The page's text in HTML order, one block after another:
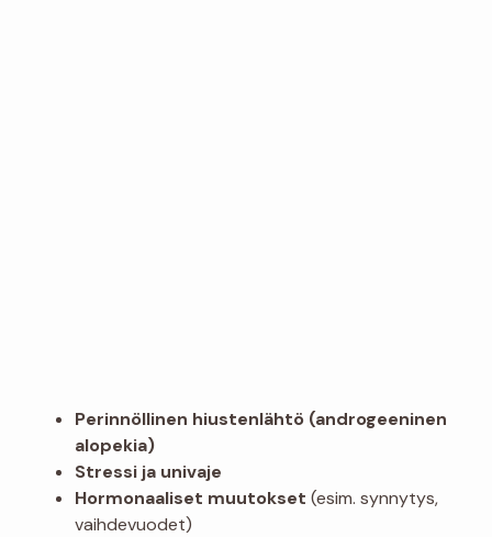
Perinnöllinen hiustenlähtö (androgeeninen
alopekia)
Stressi ja univaje
Hormonaaliset muutokset (esim. synnytys,
vaihdevuodet)